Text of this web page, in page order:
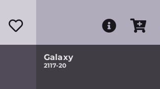
Galaxy
2117-20